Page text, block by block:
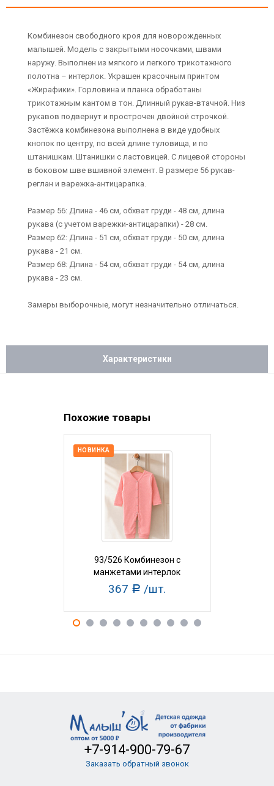
Комбинезон свободного кроя для новорожденных
малышей. Модель с закрытыми носочками, швами
наружу. Выполнен из мягкого и легкого трикотажного
полотна – интерлок. Украшен красочным принтом
«Жирафики». Горловина и планка обработаны
трикотажным кантом в тон. Длинный рукав-втачной. Низ
рукавов подвернут и прострочен двойной строчкой.
Застёжка комбинезона выполнена в виде удобных
кнопок по центру, по всей длине туловища, и по
штанишкам. Штанишки с ластовицей. С лицевой стороны
в боковом шве вшивной элемент. В размере 56 рукав-
реглан и варежка-антицарапка.
Размер 56: Длина - 46 см, обхват груди - 48 см, длина
рукава (с учетом варежки-антицарапки) - 28 см.
Размер 62: Длина - 51 см, обхват груди - 50 см, длина
рукава - 21 см.
Размер 68: Длина - 54 см, обхват груди - 54 см, длина
рукава - 23 см.
Замеры выборочные, могут незначительно отличаться.
Характеристики
Похожие товары
НОВИНКА
93/526 Комбинезон с
манжетами интерлок
367 Р /шт.
+7-914-900-79-67
Заказать обратный звонок